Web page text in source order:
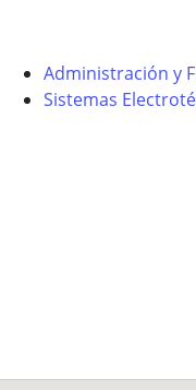
Administración y
Sistemas